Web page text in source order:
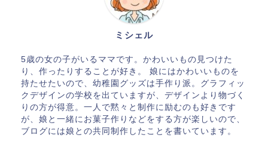
ミシェル
5歳の女の子がいるママです。かわいいもの見つけた
り、作ったりすることが好き。 娘にはかわいいものを
持たせたいので、幼稚園グッズは手作り派。グラフィッ
クデザインの学校を出ていますが、デザインより物づく
りの方が得意。一人で黙々と制作に励むのも好きです
が、娘と一緒にお菓子作りなどをする方が楽しいので、
ブログには娘との共同制作したことを書いています。